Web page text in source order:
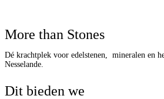
More than Stones
Dé krachtplek voor edelstenen, mineralen en
Nesselande.
Dit bieden we